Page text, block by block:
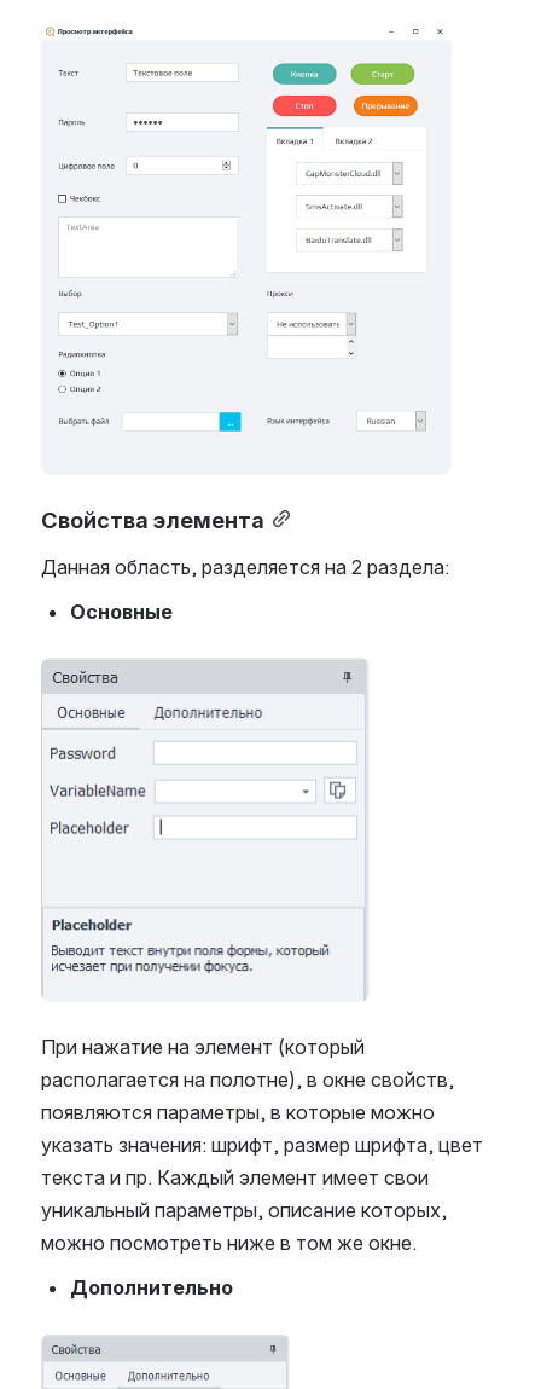
Open
Свойства элемента
Данная область, разделяется на 2 раздела:
Основные
Open
При нажатие на элемент (который
располагается на полотне), в окне свойств,
появляются параметры, в которые можно
указать значения: шрифт, размер шрифта, цвет
текста и пр. Каждый элемент имеет свои
уникальный параметры, описание которых,
можно посмотреть ниже в том же окне.
Дополнительно
Open